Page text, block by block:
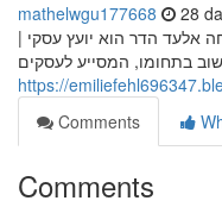
mathelwgu177668 28
אלעד הדר הוא יועץ עסקי |
בתחומו, המסייע לעסקים
Comments
Comments